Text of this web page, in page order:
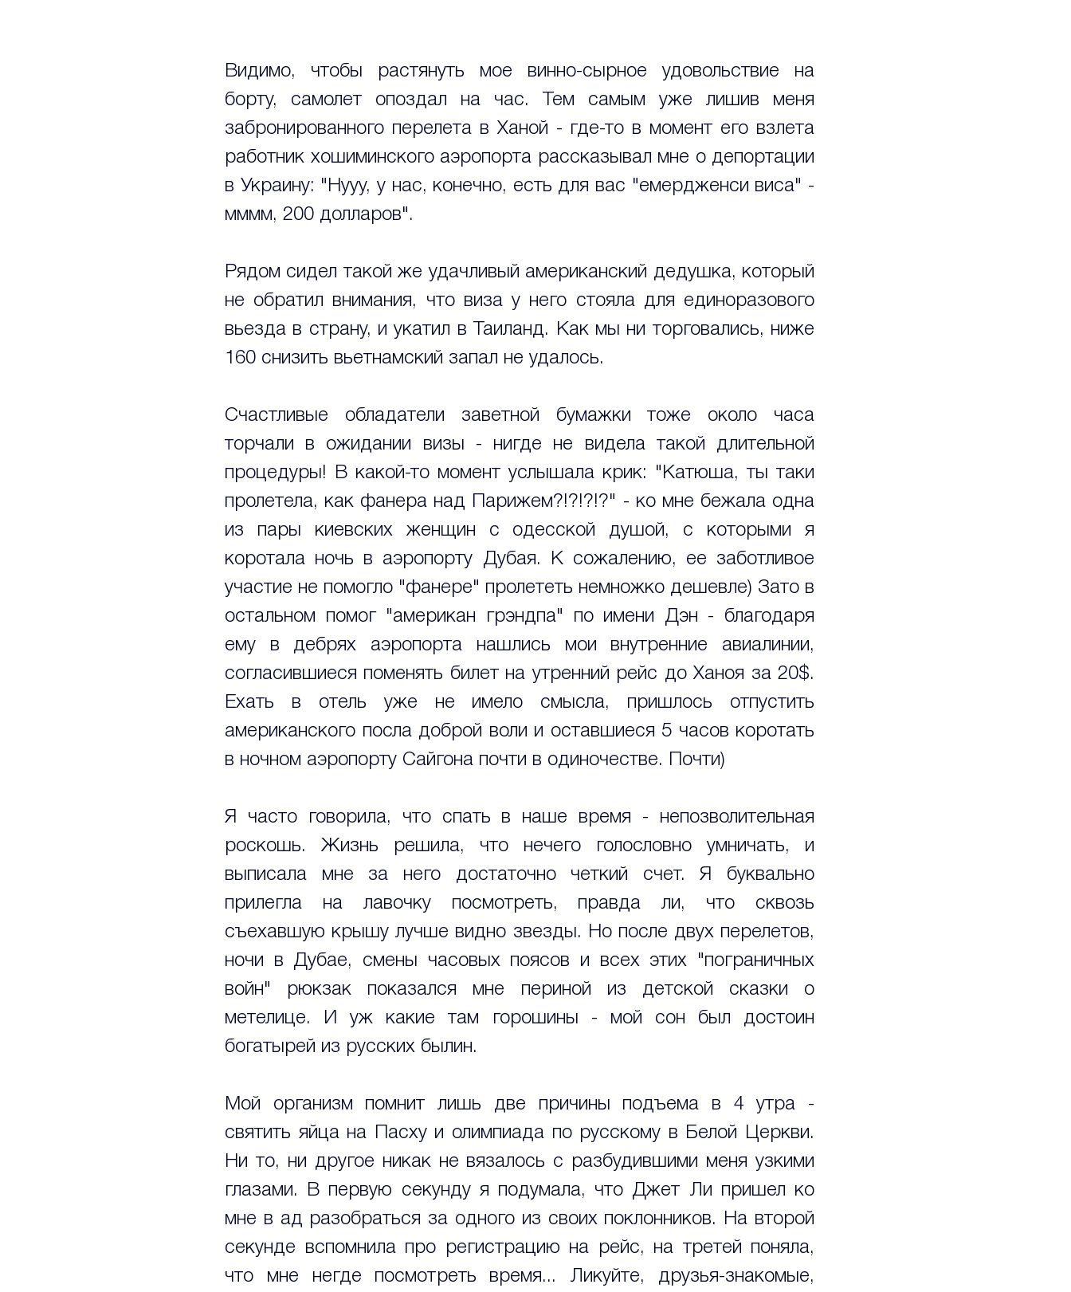
Видимо, чтобы растянуть мое винно-сырное удовольствие на
борту, самолет опоздал на час. Тем самым уже лишив меня
забронированного перелета в Ханой - где-то в момент его взлета
работник хошиминского аэропорта рассказывал мне о депортации
в Украину: "Нууу, у нас, конечно, есть для вас "емердженси виса" -
мммм, 200 долларов".
Рядом сидел такой же удачливый американский дедушка, который
не обратил внимания, что виза у него стояла для единоразового
вьезда в страну, и укатил в Таиланд. Как мы ни торговались, ниже
160 снизить вьетнамский запал не удалось.
Счастливые обладатели заветной бумажки тоже около часа
торчали в ожидании визы - нигде не видела такой длительной
процедуры! В какой-то момент услышала крик: "Катюша, ты таки
пролетела, как фанера над Парижем?!?!?!?" - ко мне бежала одна
из пары киевских женщин с одесской душой, с которыми я
коротала ночь в аэропорту Дубая. К сожалению, ее заботливое
участие не помогло "фанере" пролететь немножко дешевле) Зато в
остальном помог "американ грэндпа" по имени Дэн - благодаря
ему в дебрях аэропорта нашлись мои внутренние авиалинии,
согласившиеся поменять билет на утренний рейс до Ханоя за 20$.
Ехать в отель уже не имело смысла, пришлось отпустить
американского посла доброй воли и оставшиеся 5 часов коротать
в ночном аэропорту Сайгона почти в одиночестве. Почти)
Я часто говорила, что спать в наше время - непозволительная
роскошь. Жизнь решила, что нечего голословно умничать, и
выписала мне за него достаточно четкий счет. Я буквально
прилегла на лавочку посмотреть, правда ли, что сквозь
съехавшую крышу лучше видно звезды. Но после двух перелетов,
ночи в Дубае, смены часовых поясов и всех этих "пограничных
войн" рюкзак показался мне периной из детской сказки о
метелице. И уж какие там горошины - мой сон был достоин
богатырей из русских былин.
Мой организм помнит лишь две причины подъема в 4 утра -
святить яйца на Пасху и олимпиада по русскому в Белой Церкви.
Ни то, ни другое никак не вязалось с разбудившими меня узкими
глазами. В первую секунду я подумала, что Джет Ли пришел ко
мне в ад разобраться за одного из своих поклонников. На второй
секунде вспомнила про регистрацию на рейс, на третей поняла,
что мне негде посмотреть время... Ликуйте, друзья-знакомые,